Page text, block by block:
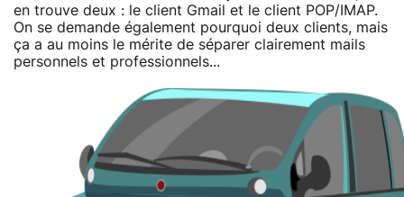
en trouve deux : le client Gmail et le client POP/IMAP.
On se demande également pourquoi deux clients, mais
ça a au moins le mérite de séparer clairement mails
personnels et professionnels...